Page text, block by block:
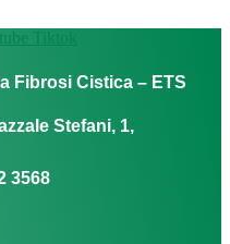
Tiktok
Fibrosi Cistica – ETS
Stefani, 1,
3568